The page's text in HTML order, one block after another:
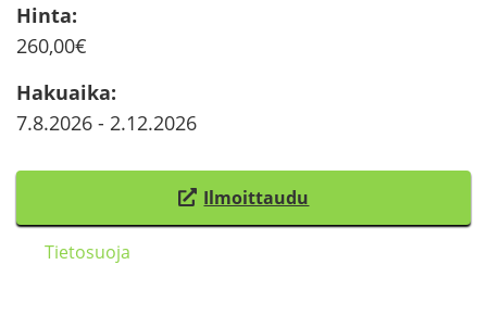
Hinta:
260,00€
Ha­kuai­ka:
7.8.2026- 2.12.2026
Il­moit­tau­du
(
Tie­to­suo­ja